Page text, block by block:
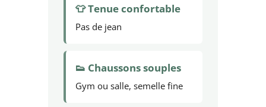
👕 Tenue confortable
Pas de jean
👟 Chaussons souples
Gym ou salle, semelle fine